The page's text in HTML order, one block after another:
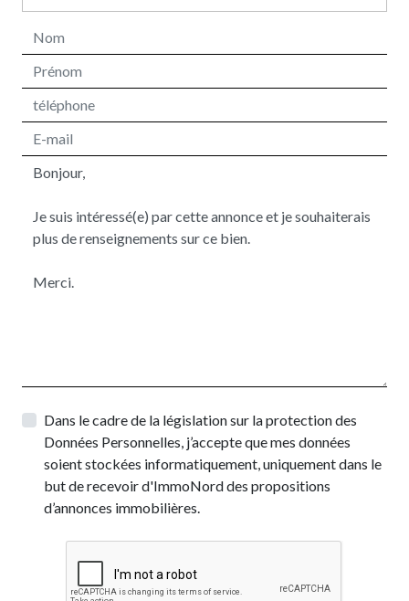
Dans le cadre de la législation sur la protection des
Données Personnelles, j’accepte que mes données
soient stockées informatiquement, uniquement dans le
but de recevoir d'ImmoNord des propositions
d’annonces immobilières.